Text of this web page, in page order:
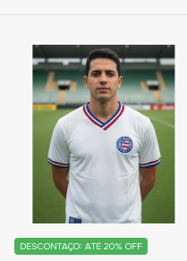
DESCONTAÇO: ATÉ 20% OFF